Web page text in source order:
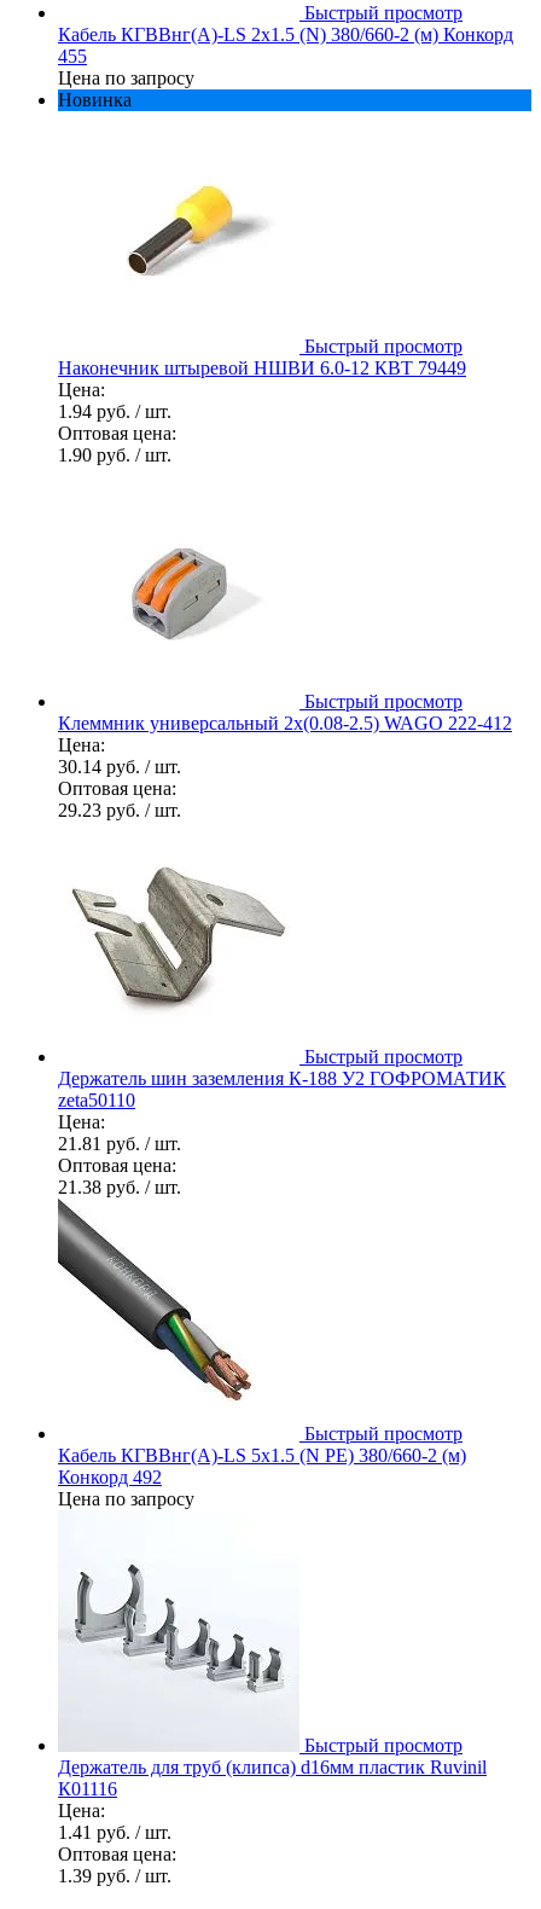
Быстрый просмотр
Кабель КГВВнг(А)-LS 2х1.5 (N) 380/660-2 (м) Конкорд
455
Цена по запросу
Новинка
Быстрый просмотр
Наконечник штыревой НШВИ 6.0-12 КВТ 79449
Цена:
1.94 руб. / шт.
Оптовая цена:
1.90 руб. / шт.
Быстрый просмотр
Клеммник универсальный 2х(0.08-2.5) WAGO 222-412
Цена:
30.14 руб. / шт.
Оптовая цена:
29.23 руб. / шт.
Быстрый просмотр
Держатель шин заземления К-188 У2 ГОФРОМАТИК
zeta50110
Цена:
21.81 руб. / шт.
Оптовая цена:
21.38 руб. / шт.
Быстрый просмотр
Кабель КГВВнг(А)-LS 5х1.5 (N PE) 380/660-2 (м)
Конкорд 492
Цена по запросу
Быстрый просмотр
Держатель для труб (клипса) d16мм пластик Ruvinil
К01116
Цена:
1.41 руб. / шт.
Оптовая цена:
1.39 руб. / шт.